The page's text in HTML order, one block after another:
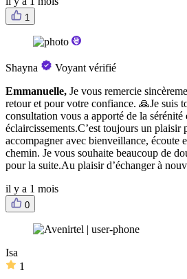
1
Shayna
Voyant vérifié
Emmanuelle, Je vous remercie
retour et pour votre confiance. 🙏Je suis
consultation vous a apporté de la sérénité
éclaircissements.C’est toujours un plaisir
accompagner avec bienveillance, écoute
chemin. Je vous souhaite beaucoup de
pour la suite.Au plaisir d’échanger à
il y a 1 mois
0
Isa
1